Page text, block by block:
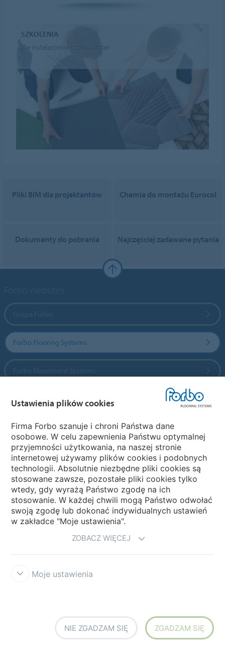
SZKOLENIA
dla instalatorów - zgłoś udział
Pliki BIM dla projektantów Chemia do montażu Eurocol
Dokumenty do pobrania Najczęściej zadawane pytania
Forbo Flooring Systems
Wybierz kraj
My Forbo
NEWSLETTER
Ustawienia plików cookies
Firma Forbo szanuje i chroni Państwa dane
osobowe. W celu zapewnienia Państwu optymalnej
przyjemności użytkowania, na naszej stronie
internetowej używamy plików cookies i podobnych
technologii. Absolutnie niezbędne pliki cookies są
stosowane zawsze, pozostałe pliki cookies tylko
wtedy, gdy wyrażą Państwo zgodę na ich
stosowanie. W każdej chwili mogą Państwo odwołać
swoją zgodę lub dokonać indywidualnych ustawień
w zakładce "Moje ustawienia".
ZOBACZ WIĘCEJ
Moje ustawienia
NIE ZGADZAM SIĘ ZGADZAM SIĘ